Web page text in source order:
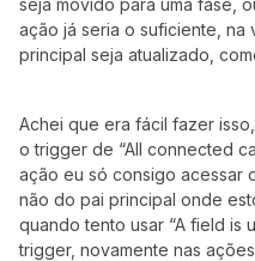
seja movido para uma fase,
ação já seria o suficiente,
principal seja atualizado,
Achei que era fácil fazer
o trigger de “All connected
ação eu só consigo acessar
não do pai principal onde
quando tento usar “A field is
trigger, novamente nas